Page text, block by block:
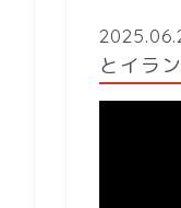
とイラ